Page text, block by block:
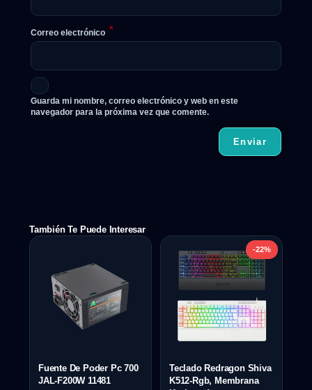
Correo electrónico *
Guarda mi nombre, correo electrónico y web en este
navegador para la próxima vez que comente.
También Te Puede Interesar
Fuente De Poder Pc 700
JAL-F200W 11481
-22%
Teclado Redragon Shiva
K512-Rgb, Membrana